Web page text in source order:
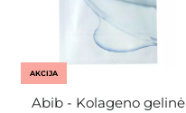
AKCIJA
Abib - Kolageno gelinė